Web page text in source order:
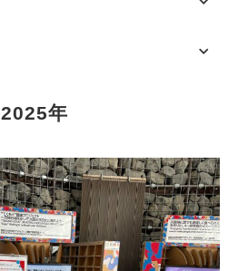
2025年